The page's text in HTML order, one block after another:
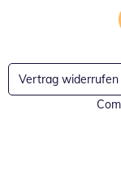
Vertrag widerrufen